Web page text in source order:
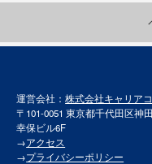
運営会社：株式会社キャリア
〒101-0051 東京都千代田区神
幸保ビル6F
→アクセス
→プライバシーポリシー